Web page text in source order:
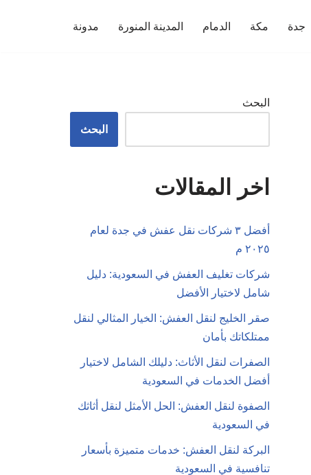
جدة مكة الدمام المدينة المنورة مدونة
البحث
البحث
اخر المقالات
أفضل ٣ شركات نقل عفش في جدة لعام
٢٠٢٥ م
شركات تغليف العفش في السعودية: دليل
شامل لاختيار الأفضل
صقر الخليج لنقل العفش: الخيار المثالي لنقل
ممتلكاتك بأمان
الصفرات لنقل الأثاث: دليلك الشامل لاختيار
أفضل الخدمات في السعودية
الصفوة لنقل العفش: الحل الأمثل لنقل أثاثك
في السعودية
البركة لنقل العفش: خدمات متميزة بأسعار
تنافسية في السعودية